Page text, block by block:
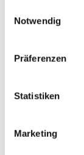
Notwendig
Präferenzen
Statistiken
Marketing